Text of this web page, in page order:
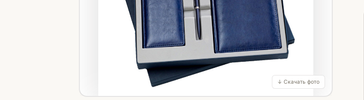
↓ Скачать фото